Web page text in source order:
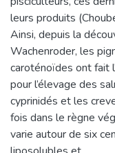
leurs produits
Ainsi, depuis la
Wachenroder, les
caroténoïdes ont fait
pour l’élevage des
cyprinidés et les
fois dans le règne
varie autour de six